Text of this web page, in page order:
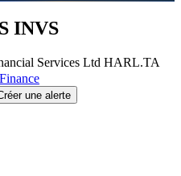
INVS
Services Ltd HARL.TA
Finance
une alerte